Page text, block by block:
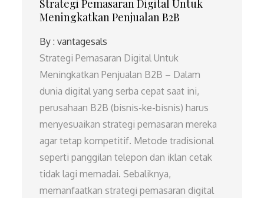
Strategi Pemasaran Digital Untuk
Meningkatkan Penjualan B2B
By :vantagesals
Strategi Pemasaran Digital Untuk
Meningkatkan Penjualan B2B – Dalam
dunia digital yang serba cepat saat ini,
perusahaan B2B (bisnis-ke-bisnis) harus
menyesuaikan strategi pemasaran mereka
agar tetap kompetitif. Metode tradisional
seperti panggilan telepon dan iklan cetak
tidak lagi memadai. Sebaliknya,
memanfaatkan strategi pemasaran digital